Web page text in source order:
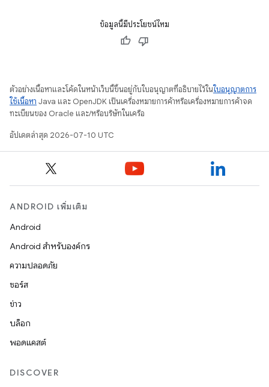
ข้อมูลนี้มีประโยชน์ไหม
ตัวอย่างเนื้อหาและโค้ดในหน้าเว็บนี้ขึ้นอยู่กับใบอนุญาตที่อธิบายไว้ในใบอนุญาตการ
ใช้เนื้อหา Java และ OpenJDK เป็นเครื่องหมายการค้าหรือเครื่องหมายการค้าจด
ทะเบียนของ Oracle และ/หรือบริษัทในเครือ
อัปเดตล่าสุด 2026-07-10 UTC
ANDROID เพิ่มเติม
Android
Android สำหรับองค์กร
ความปลอดภัย
ซอร์ส
ข่าว
บล็อก
พอดแคสต์
DISCOVER